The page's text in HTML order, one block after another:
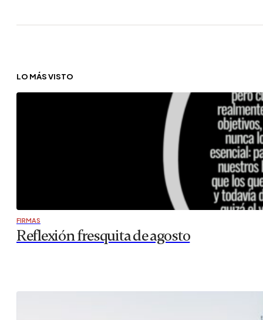
LO MÁS VISTO
FIRMAS
Reflexión fresquita de agosto